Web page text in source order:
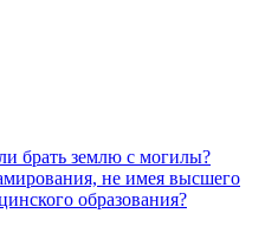
брать землю с могилы?
не имея высшего
образования?